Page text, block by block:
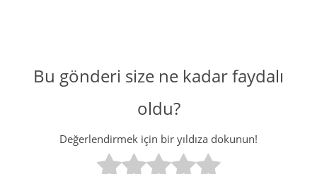
Bu gönderi size ne kadar faydalı
oldu?
Değerlendirmek için bir yıldıza dokunun!